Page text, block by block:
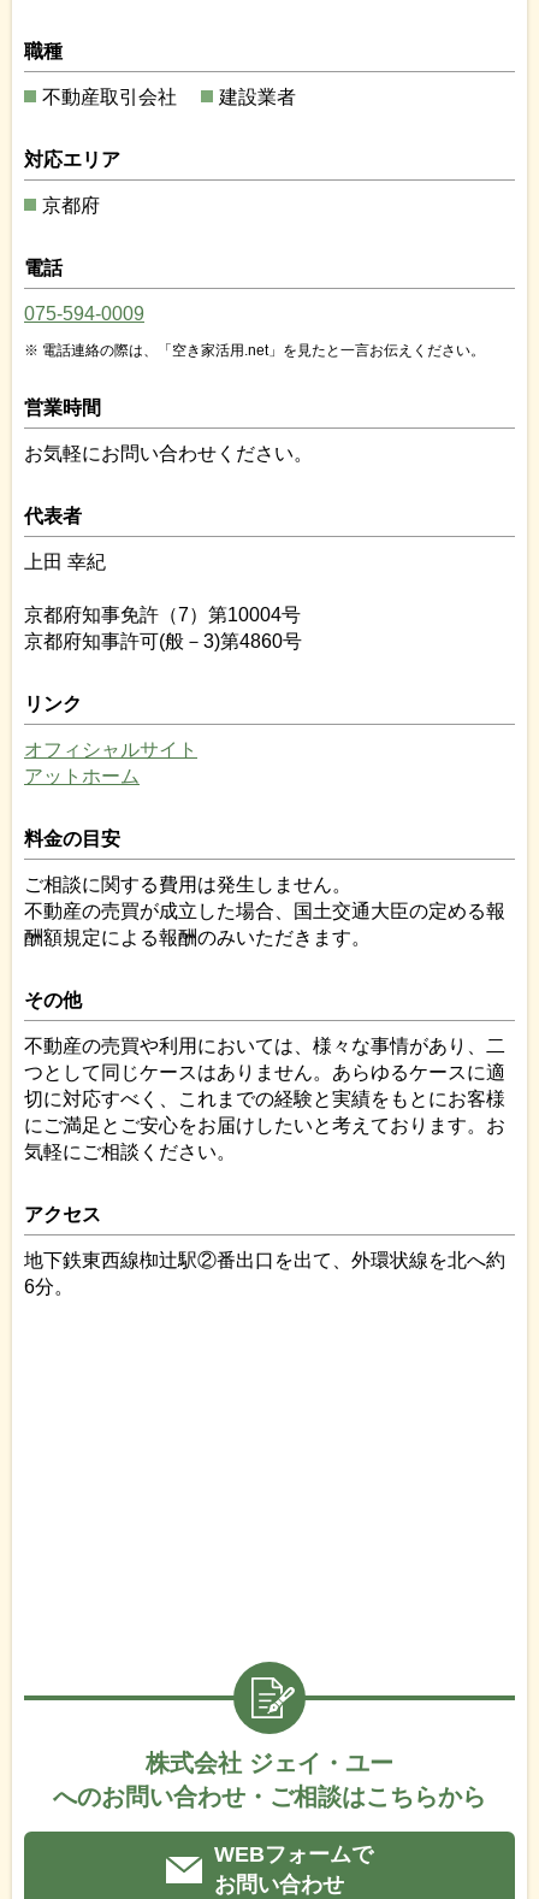
職種
不動産取引会社 建設業者
対応エリア
京都府
電話
075-594-0009
電話連絡の際は、「空き家活用.net」を見たと一言お伝えください。
営業時間
お気軽にお問い合わせください。
代表者
上田 幸紀
京都府知事免許（7）第10004号
京都府知事許可(般－3)第4860号
リンク
オフィシャルサイト
アットホーム
料金の目安
ご相談に関する費用は発生しません。
不動産の売買が成立した場合、国土交通大臣の定める報
酬額規定による報酬のみいただきます。
その他
不動産の売買や利用においては、様々な事情があり、二
つとして同じケースはありません。あらゆるケースに適
切に対応すべく、これまでの経験と実績をもとにお客様
にご満足とご安心をお届けしたいと考えております。お
気軽にご相談ください。
アクセス
地下鉄東西線椥辻駅②番出口を出て、外環状線を北へ約
6分。
株式会社 ジェイ・ユー
へのお問い合わせ・ご相談はこちらから
WEBフォームで
お問い合わせ